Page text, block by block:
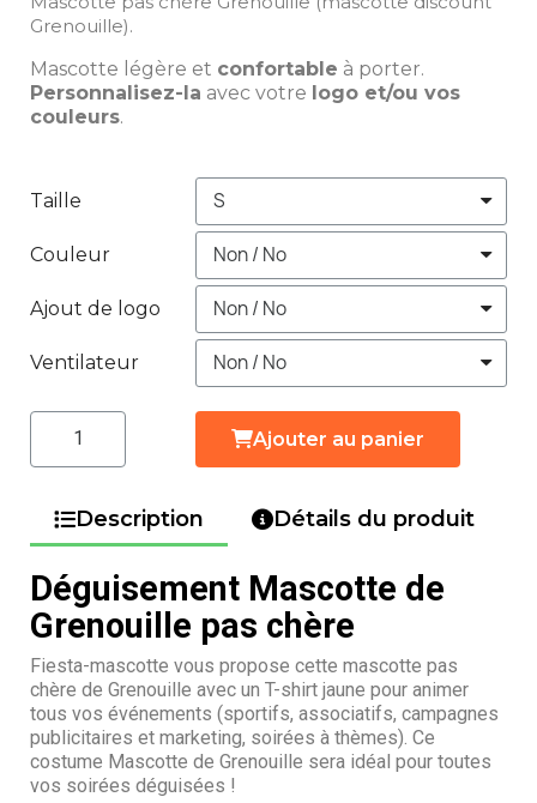
Grenouille).
Mascotte légère et confortable à porter.
Personnalisez-la avec votre logo et/ou vos
couleurs.
Taille
Couleur
Ajout de logo
Ventilateur
Ajouter au panier
Description Détails du produit
Déguisement Mascotte de
Grenouille pas chère
Fiesta-mascotte vous propose cette mascotte pas
chère de Grenouille avec un T-shirt jaune pour animer
tous vos événements (sportifs, associatifs, campagnes
publicitaires et marketing, soirées à thèmes). Ce
costume Mascotte de Grenouille sera idéal pour toutes
vos soirées déguisées !